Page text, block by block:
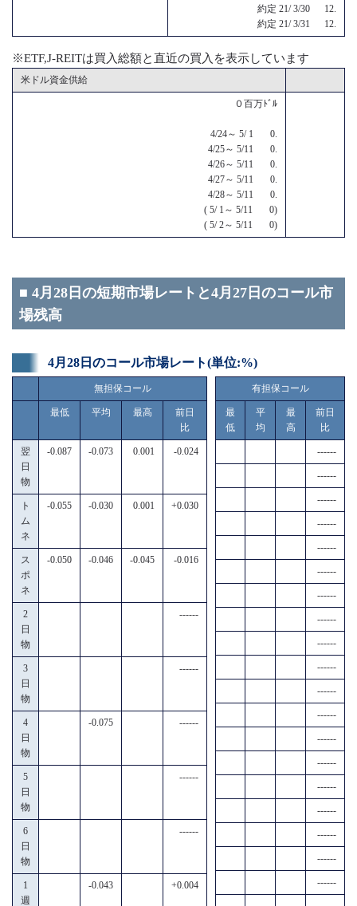
約定 21/ 3/30 12.
約定 21/ 3/31 12.
※ETF,J-REITは買入総額と直近の買入を表示しています
米ドル資金供給
０百万ﾄﾞﾙ
4/24～ 5/ 1 0.
4/25～ 5/11 0.
4/26～ 5/11 0.
4/27～ 5/11 0.
4/28～ 5/11 0.
( 5/ 1～ 5/11 0)
( 5/ 2～ 5/11 0)
■ 4月28日の短期市場レートと4月27日のコール市
場残高
4月28日のコール市場レート(単位:%)
無担保コール
最低 平均 最高
前日
比
翌
日
物
-0.087 -0.073 0.001 -0.024
ト
ム
ネ
-0.055 -0.030 0.001 +0.030
ス
ポ
ネ
-0.050 -0.046 -0.045 -0.016
2
日
物
------
3
日
物
------
4
日
物
-0.075 ------
5
日
物
------
6
日
物
------
1
週
-0.043 +0.004
有担保コール
最
低
平
均
最
高
前日
比
------
------
------
------
------
------
------
------
------
------
------
------
------
------
------
------
------
------
------